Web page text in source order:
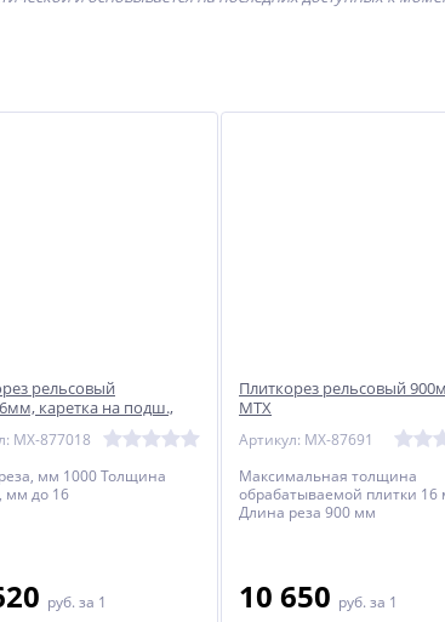
рельсовый
каретка на подш.,
станина, усил.
пенал//Denzel
MX-877018
мм 1000 Толщина
мм до 16
руб. за 1
Плиткорез рельсовый
MTX
Артикул: MX-87691
Максимальная толщина
обрабатываемой плитки 16
Длина реза 900 мм
10 650 руб. за 1